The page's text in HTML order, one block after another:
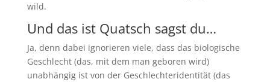
wild.
Und das ist Quatsch sagst du…
Ja, denn dabei ignorieren viele, dass das biologische
Geschlecht (das, mit dem man geboren wird)
unabhängig ist von der Geschlechteridentität (das